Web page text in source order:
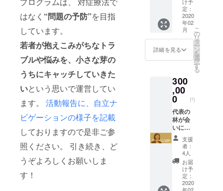
はなく “問題の予防”を目指
しています。
若者が抱えこみがちなトラ
ブルや悩みを、小さな芽の
うちにキャッチしていきた
いという思いで運営してい
ます。 活動報告に、自立ナ
ビゲーションの様子を記載
しておりますので是非ご参
照ください。 引き続き、ど
うぞよろしくお願いしま
す！
エール
2020」
(https://
coyell.b
4s.jp)の
優先席
の確保
※チケッ
交通費
は各自
ご負担
頂きま
す。
※「コ
エール
2020」
の開催
がな
かった
場合
は、懇
親会に
めの大
きな力
となり
ます。 ◉
お礼の
メール ◉
寄付金
控除用
のご送
付 ◉「自
立支援
白書」
のご送
付 ◉ブ
リッジ
フォー
スマイ
ルス
テッ
カーの
ご送付
◉「コ
定：
2020
年02
月
詳細を見る
こ
の
リ
タ
ー
ン
を
選
択
す
る
300
,00
0 円
代表の
林が会
いに行
きま
す！ ◉お
礼の
メール ◉
寄付金
控除用
領収書
支援
者：
4人
お届
け予
定：
2020
年02